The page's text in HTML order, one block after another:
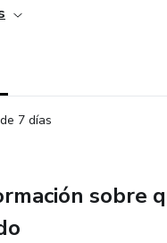
minimalista.
perfecta para imprimir o
a llevar el control de tu
7 días
sobre